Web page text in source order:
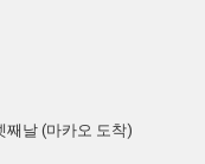
째날 (마카오 도착)